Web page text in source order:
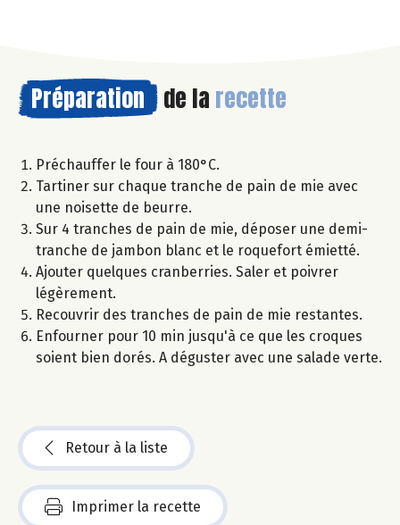
Préparation de la recette
Préchauffer le four à 180°C.
Tartiner sur chaque tranche de pain de mie avec
une noisette de beurre.
Sur 4 tranches de pain de mie, déposer une demi-
tranche de jambon blanc et le roquefort émietté.
Ajouter quelques cranberries. Saler et poivrer
légèrement.
Recouvrir des tranches de pain de mie restantes.
Enfourner pour 10 min jusqu'à ce que les croques
soient bien dorés. A déguster avec une salade verte.
Retour à la liste
Imprimer la recette